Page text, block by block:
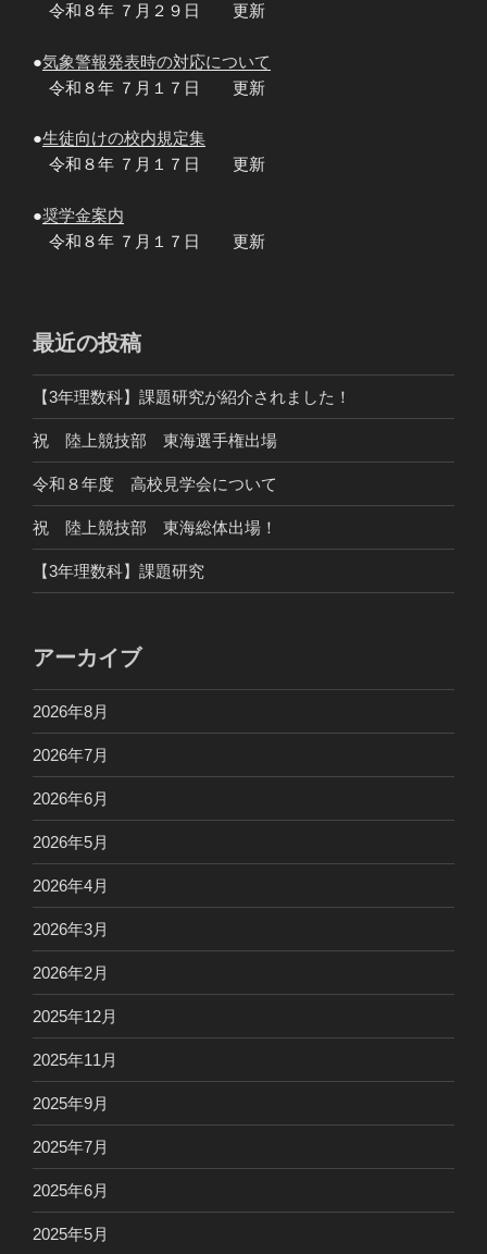
令和８年 ７月２９日 更新
●気象警報発表時の対応について
令和８年 ７月１７日 更新
●生徒向けの校内規定集
令和８年 ７月１７日 更新
●奨学金案内
令和８年 ７月１７日 更新
最近の投稿
【3年理数科】課題研究が紹介されました！
祝 陸上競技部 東海選手権出場
令和８年度 高校見学会について
祝 陸上競技部 東海総体出場！
【3年理数科】課題研究
アーカイブ
2026年8月
2026年7月
2026年6月
2026年5月
2026年4月
2026年3月
2026年2月
2025年12月
2025年11月
2025年9月
2025年7月
2025年6月
2025年5月